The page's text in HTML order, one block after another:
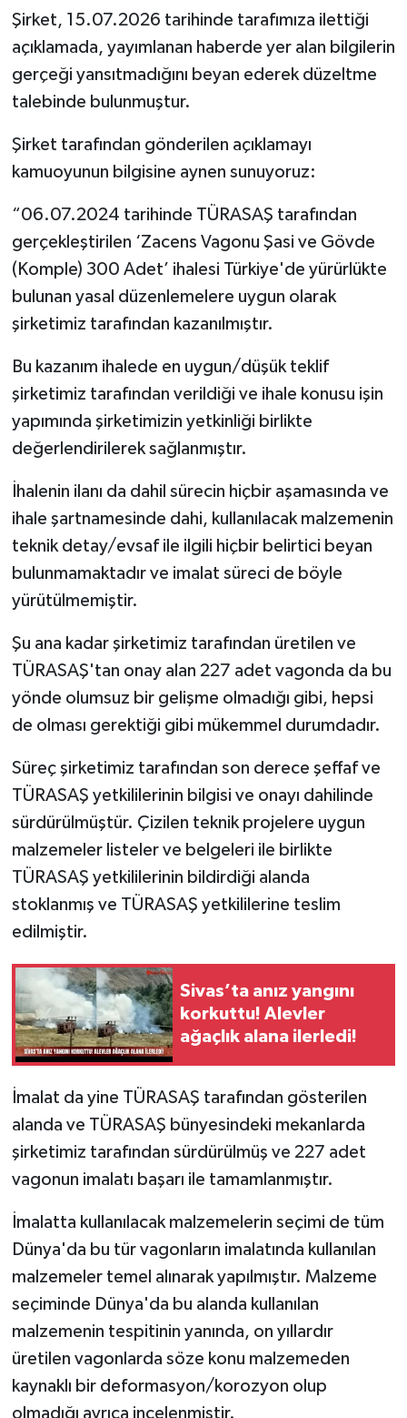
Şirket, 15.07.2026 tarihinde tarafımıza ilettiği
açıklamada, yayımlanan haberde yer alan bilgilerin
gerçeği yansıtmadığını beyan ederek düzeltme
talebinde bulunmuştur.
Şirket tarafından gönderilen açıklamayı
kamuoyunun bilgisine aynen sunuyoruz:
“06.07.2024 tarihinde TÜRASAŞ tarafından
gerçekleştirilen ‘Zacens Vagonu Şasi ve Gövde
(Komple) 300 Adet’ ihalesi Türkiye'de yürürlükte
bulunan yasal düzenlemelere uygun olarak
şirketimiz tarafından kazanılmıştır.
Bu kazanım ihalede en uygun/düşük teklif
şirketimiz tarafından verildiği ve ihale konusu işin
yapımında şirketimizin yetkinliği birlikte
değerlendirilerek sağlanmıştır.
İhalenin ilanı da dahil sürecin hiçbir aşamasında ve
ihale şartnamesinde dahi, kullanılacak malzemenin
teknik detay/evsaf ile ilgili hiçbir belirtici beyan
bulunmamaktadır ve imalat süreci de böyle
yürütülmemiştir.
Şu ana kadar şirketimiz tarafından üretilen ve
TÜRASAŞ'tan onay alan 227 adet vagonda da bu
yönde olumsuz bir gelişme olmadığı gibi, hepsi
de olması gerektiği gibi mükemmel durumdadır.
Süreç şirketimiz tarafından son derece şeffaf ve
TÜRASAŞ yetkililerinin bilgisi ve onayı dahilinde
sürdürülmüştür. Çizilen teknik projelere uygun
malzemeler listeler ve belgeleri ile birlikte
TÜRASAŞ yetkililerinin bildirdiği alanda
stoklanmış ve TÜRASAŞ yetkililerine teslim
edilmiştir.
Sivas’ta anız yangını
korkuttu! Alevler
ağaçlık alana ilerledi!
İmalat da yine TÜRASAŞ tarafından gösterilen
alanda ve TÜRASAŞ bünyesindeki mekanlarda
şirketimiz tarafından sürdürülmüş ve 227 adet
vagonun imalatı başarı ile tamamlanmıştır.
İmalatta kullanılacak malzemelerin seçimi de tüm
Dünya'da bu tür vagonların imalatında kullanılan
malzemeler temel alınarak yapılmıştır. Malzeme
seçiminde Dünya'da bu alanda kullanılan
malzemenin tespitinin yanında, on yıllardır
üretilen vagonlarda söze konu malzemeden
kaynaklı bir deformasyon/korozyon olup
olmadığı ayrıca incelenmiştir.